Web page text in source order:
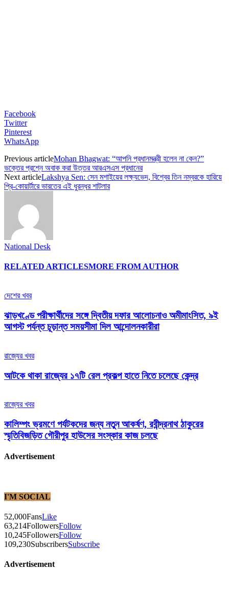
Facebook
Twitter
Pinterest
WhatsApp
Previous articleMohan Bhagwat: “আপনি প্রধানমন্ত্রী হলেন না কেন?”
ভক্তের প্রশ্নে অবাক করা উত্তর আরএসএস প্রধানের
Next articleLakshya Sen: সেন মশাইয়ের লক্ষ্যভেদ, বিশ্বের তিন নম্বরকে হারিয়ে
প্রি-কোয়ার্টারে ভারতের এই ধুরন্ধর শাটলার
National Desk
RELATED ARTICLESMORE FROM AUTHOR
দেশের খবর
ঝাড়খণ্ডে পরীক্ষার্থীদের সঙ্গে দ্বিতীয় দফার আলোচনাও অমীমাংসিত, ৯ই
আগস্ট পর্যন্ত চূড়ান্ত সময়সীমা দিল আন্দোলনকারীরা
রাজ্যের খবর
আটকে থাকা রাজ্যের ১৭টি রেল প্রকল্প হাতে নিতে চলেছে কেন্দ্র
রাজ্যের খবর
কালিম্পং ভ্রমণে পর্যটকদের জন্য নতুন আকর্ষণ, রবীন্দ্রনাথ ঠাকুরের
স্মৃতিবিজড়িত গৌরীপুর হাউসের সংস্কার কাজ চলছে
Advertisement
I'M SOCIAL
52,000FansLike
63,214FollowersFollow
10,245FollowersFollow
109,230SubscribersSubscribe
Advertisement